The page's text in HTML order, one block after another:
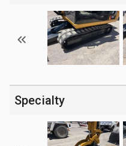
Specialty